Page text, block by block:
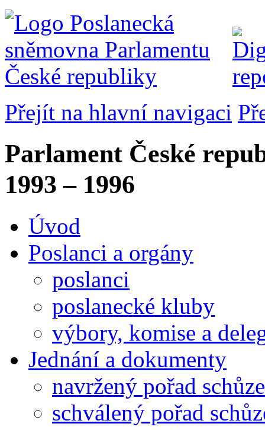
Přejít na hlavní navigaci
Parlament České
1993 – 1996
Úvod
Poslanci a orgány
poslanci
poslanecké kluby
výbory, komise a
Jednání a dokumenty
navržený pořad schůze
schválený pořad